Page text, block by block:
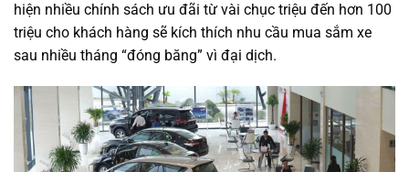
hiện nhiều chính sách ưu đãi từ vài chục triệu đến hơn 100
triệu cho khách hàng sẽ kích thích nhu cầu mua sắm xe
sau nhiều tháng “đóng băng” vì đại dịch.